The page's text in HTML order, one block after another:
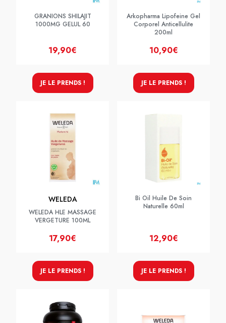
GRANIONS SHILAJIT
1000MG GELUL 60
19,90€
JE LE PRENDS !
Arkopharma Lipofeine Gel
Corporel Anticellulite
200ml
10,90€
JE LE PRENDS !
WELEDA
WELEDA HLE MASSAGE
VERGETURE 100ML
17,90€
JE LE PRENDS !
Bi Oil Huile De Soin
Naturelle 60ml
12,90€
JE LE PRENDS !